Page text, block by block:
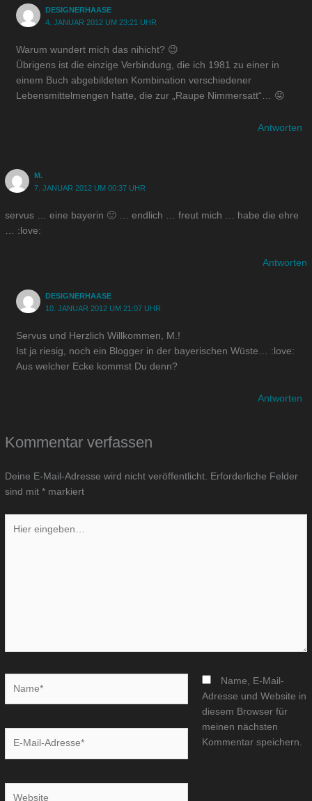
DESIGNERHAASE
4. JANUAR 2012 UM 23:21 UHR
Warum wundert mich das nihicht? 😉
Übrigens ist die einzige Verbindung, die ich 1981 zu einer in
einem Buch abgebildeten Kombination verschiedener
Lebensmittelmengen hatte, die zur „Raupe Nimmersatt“… 😛
Antworten
M.
7. JANUAR 2012 UM 00:37 UHR
servus … eine bayerin 🙂 … endlich … freut mich … habe die ehre
… :love:
Antworten
DESIGNERHAASE
10. JANUAR 2012 UM 21:07 UHR
Servus und Herzlich Willkommen, M.!
Ist ja riesig, noch ein Blogger in der bayerischen Wüste… :love:
Aus welcher Ecke kommst Du denn?
Antworten
Kommentar verfassen
Deine E-Mail-Adresse wird nicht veröffentlicht. Erforderliche Felder
sind mit* markiert
eingeben…
Name, E-Mail-
Adresse und Website in
diesem Browser für
meinen nächsten
Kommentar speichern.